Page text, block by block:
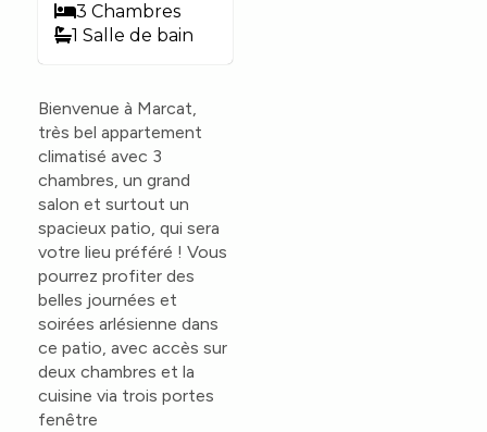
3 Chambres
1 Salle de bain
Bienvenue à Marcat,
très bel appartement
climatisé avec 3
chambres, un grand
salon et surtout un
spacieux patio, qui sera
votre lieu préféré ! Vous
pourrez profiter des
belles journées et
soirées arlésienne dans
ce patio, avec accès sur
deux chambres et la
cuisine via trois portes
fenêtre